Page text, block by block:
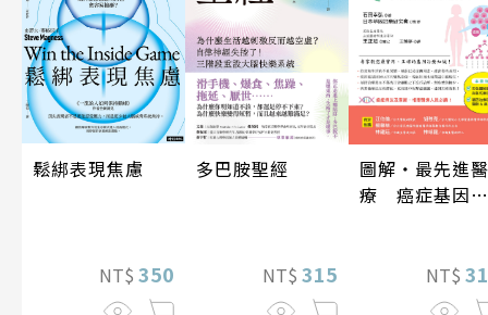
鬆綁表現焦慮
NT$ 350
多巴胺聖經
NT$ 315
圖解‧最先進醫
療 癌症基因療
NT$